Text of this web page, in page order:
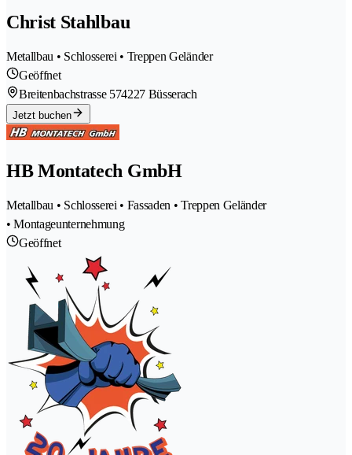
Christ Stahlbau
Metallbau • Schlosserei • Treppen Geländer
Geöffnet
Breitenbachstrasse 574227 Büsserach
Jetzt buchen
HB Montatech GmbH
Metallbau • Schlosserei • Fassaden • Treppen Geländer
• Montageunternehmung
Geöffnet